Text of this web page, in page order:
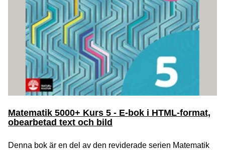
Matematik 5000+ Kurs 5 - E-bok i HTML-format,
obearbetad text och bild
Denna bok är en del av den reviderade serien Matematik